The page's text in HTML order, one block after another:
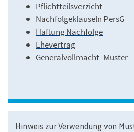
Pflichtteilsverzicht
Nachfolgeklauseln PersG
Haftung Nachfolge
Ehevertrag
Generalvollmacht -Muster-
Hinweis zur Verwendung von